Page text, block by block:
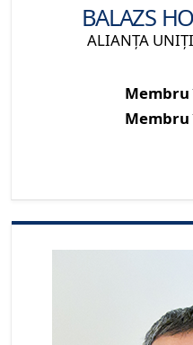
BALAZS
ALIANȚA
Membru
Membru